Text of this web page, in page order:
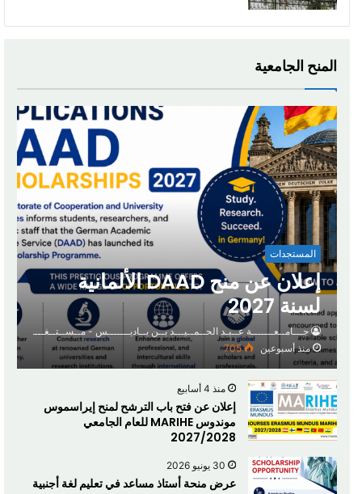
المنح الجامعية
المستجدات
إعلان عن منح DAAD الألمانية
لسنة 2027
جـــامــعـــــــة عــبـد الحــمــيـــد بــن بــاديـــــــس - مــســتــغــــــانــم
منذ أسبوعين
705
منذ 4 أسابيع
إعلان عن فتح باب الترشح لمنح إيراسموس
موندوس MARIHE للعام الجامعي
2027/2028
30 يونيو 2026
عرض منحة أستاذ مساعد في تعليم لغة أجنبية